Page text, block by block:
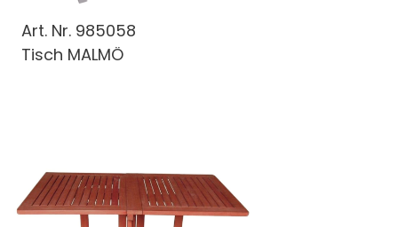
Art. Nr. 985058
Tisch MALMÖ